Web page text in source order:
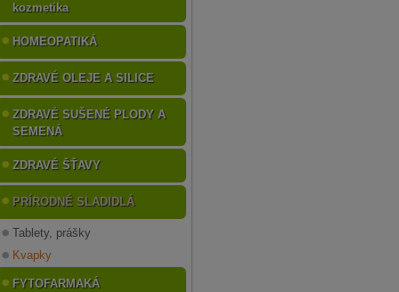
kozmetika
HOMEOPATIKÁ
ZDRAVÉ OLEJE A SILICE
ZDRAVÉ SUŠENÉ PLODY A
SEMENÁ
ZDRAVÉ ŠŤAVY
PRÍRODNÉ SLADIDLÁ
Tablety, prášky
Kvapky
FYTOFARMAKÁ